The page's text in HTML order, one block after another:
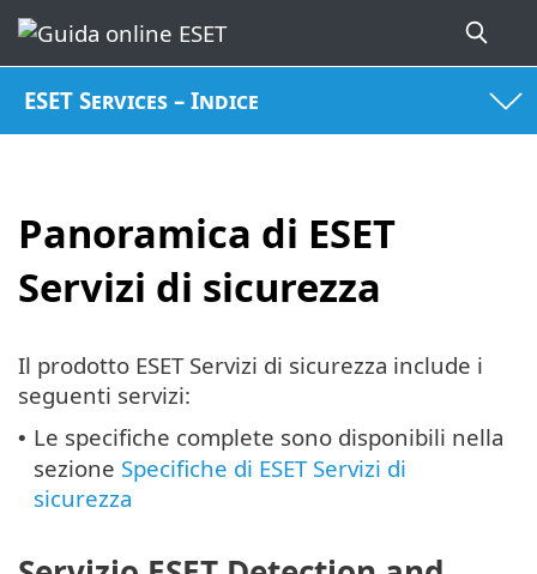
ESET Services – Indice
Panoramica di ESET
Servizi di sicurezza
Il prodotto ESET Servizi di sicurezza include i
seguenti servizi:
• Le specifiche complete sono disponibili nella
sezione Specifiche di ESET Servizi di
sicurezza